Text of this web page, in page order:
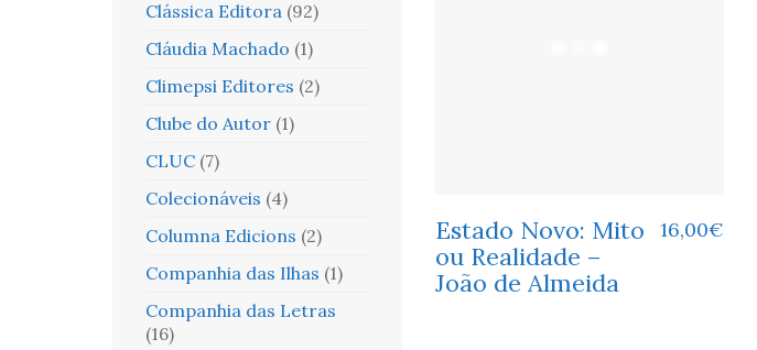
Estado Novo: Mito
ou Realidade –
João de Almeida
16,00€
Clássica Editora (92)
Cláudia Machado (1)
Climepsi Editores (2)
Clube do Autor (1)
CLUC (7)
Colecionáveis (4)
Columna Edicions (2)
Companhia das Ilhas (1)
Companhia das Letras
(16)